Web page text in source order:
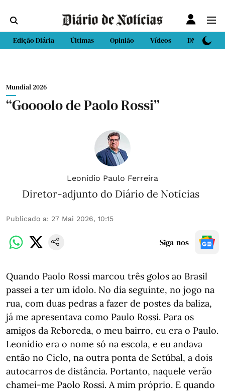
Edição Diária Últimas Opinião Vídeos DN Sport
Mundial 2026
“Goooolo de Paolo Rossi”
Leonídio Paulo Ferreira
Diretor-adjunto do Diário de Notícias
Publicado a: 27 Mai 2026, 10:15
Siga-nos
Quando Paolo Rossi marcou três golos ao Brasil
passei a ter um ídolo. No dia seguinte, no jogo na
rua, com duas pedras a fazer de postes da baliza,
já me apresentava como Paulo Rossi. Para os
amigos da Reboreda, o meu bairro, eu era o Paulo.
Leonídio era o nome só na escola, e eu andava
então no Ciclo, na outra ponta de Setúbal, a dois
autocarros de distância. Portanto, naquele verão
chamei-me Paolo Rossi. A mim próprio. E quando